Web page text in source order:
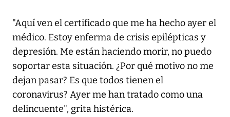
"Aquí ven el certificado que me ha hecho ayer el
médico. Estoy enferma de crisis epilépticas y
depresión. Me están haciendo morir, no puedo
soportar esta situación. ¿Por qué motivo no me
dejan pasar? Es que todos tienen el
coronavirus? Ayer me han tratado como una
delincuente", grita histérica.